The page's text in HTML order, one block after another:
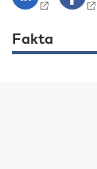
Fakta